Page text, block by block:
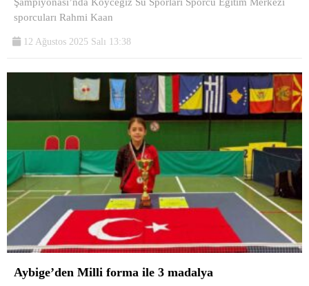
sporcuları Rahmi Kaan
12 Ağustos 2025 Salı 13:38
Aybige’den Milli forma ile 3 madalya